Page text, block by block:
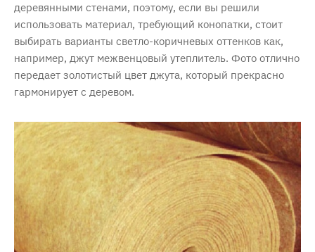
деревянными стенами, поэтому, если вы решили
использовать материал, требующий конопатки, стоит
выбирать варианты светло-коричневых оттенков как,
например, джут межвенцовый утеплитель. Фото отлично
передает золотистый цвет джута, который прекрасно
гармонирует с деревом.